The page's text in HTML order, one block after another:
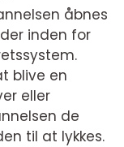
åbnes
inden for
blive en
eller
de
til at lykkes.